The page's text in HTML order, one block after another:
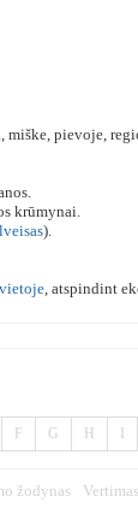
pievoje,
krūmynai.
).
vietoje, atspindint
F G H
žodynas Vertimas